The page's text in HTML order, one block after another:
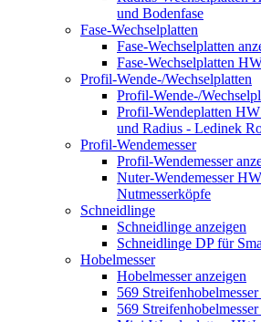
und Bodenfase
Fase-Wechselplatten
Fase-Wechselplatten
Fase-Wechselplatten
Profil-Wende-/Wechselplatten
Profil-Wende-/
Profil-Wendeplatten
und Radius - Ledinek
Profil-Wendemesser
Profil-Wendemesser
Nuter-Wendemesser
Nutmesserköpfe
Schneidlinge
Schneidlinge anzeigen
Schneidlinge DP für
Hobelmesser
Hobelmesser anzeigen
569
569